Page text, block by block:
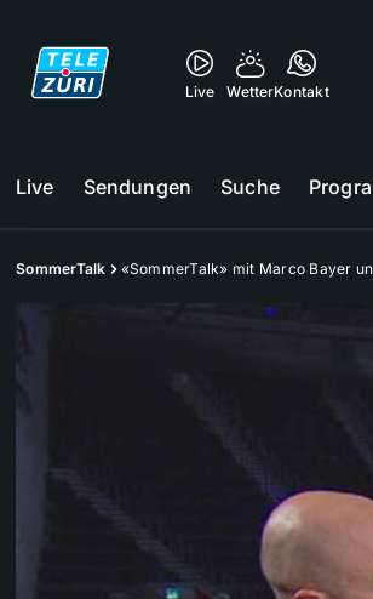
Live WetterKontakt
Live Sendungen Suche
SommerTalk «SommerTalk» mit Marco Bayer